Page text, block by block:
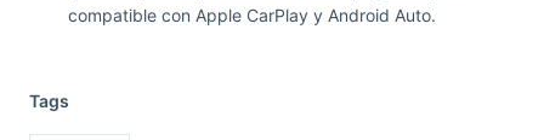
compatible con Apple CarPlay y Android Auto.
Tags